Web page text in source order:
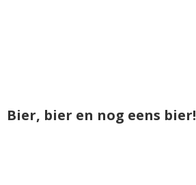
Bier, bier en nog eens bier!